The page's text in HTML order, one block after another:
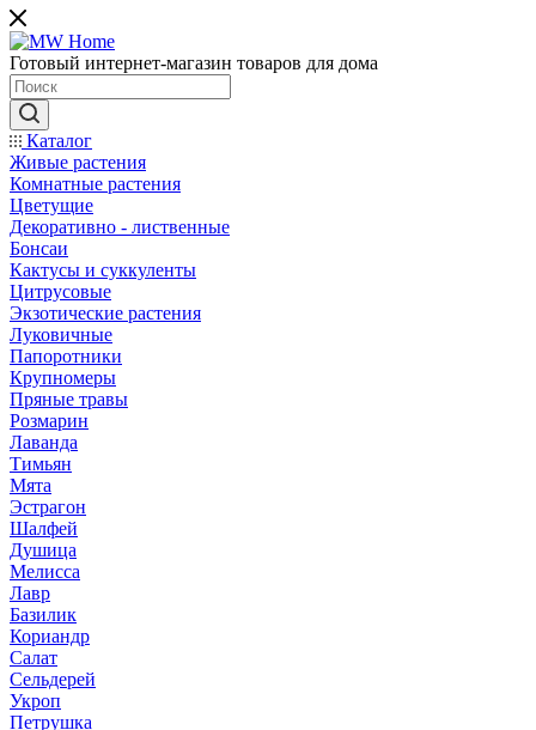
Готовый интернет-магазин товаров для дома
Каталог
Живые растения
Комнатные растения
Цветущие
Декоративно - лиственные
Бонсаи
Кактусы и суккуленты
Цитрусовые
Экзотические растения
Луковичные
Папоротники
Крупномеры
Пряные травы
Розмарин
Лаванда
Тимьян
Мята
Эстрагон
Шалфей
Душица
Мелисса
Лавр
Базилик
Кориандр
Салат
Сельдерей
Укроп
Петрушка